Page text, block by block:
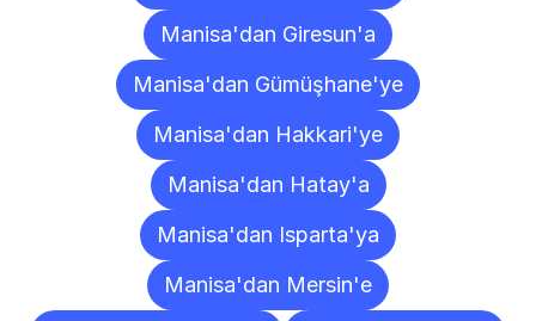
Manisa'dan Giresun'a
Manisa'dan Gümüşhane'ye
Manisa'dan Hakkari'ye
Manisa'dan Hatay'a
Manisa'dan Isparta'ya
Manisa'dan Mersin'e